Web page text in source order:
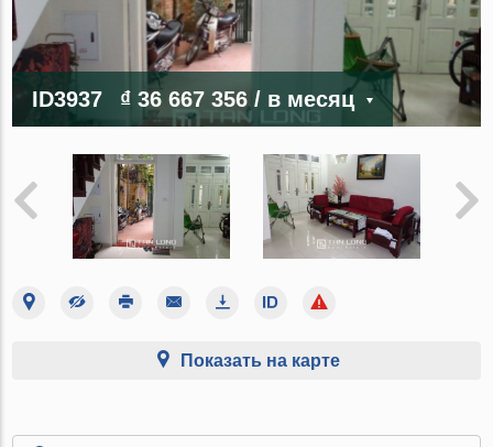
ID3937 ₫ 36 667 356/ в месяц
Показать на карте